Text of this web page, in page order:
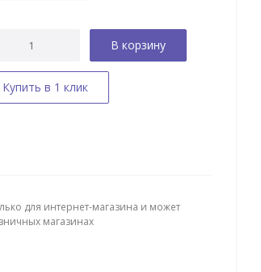
В корзину
Купить в 1 клик
для интернет-магазина и может
магазинах